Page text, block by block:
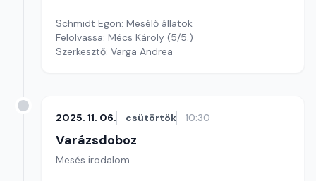
Schmidt Egon: Mesélő állatok
Felolvassa: Mécs Károly (5/5.)
Szerkesztő: Varga Andrea
2025. 11. 06. csütörtök 10:30
Varázsdoboz
Mesés irodalom